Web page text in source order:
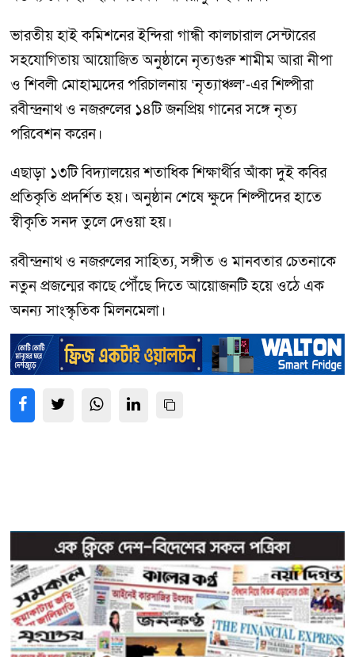
ভারতীয় হাই কমিশনের ইন্দিরা গান্ধী কালচারাল সেন্টারের
সহযোগিতায় আয়োজিত অনুষ্ঠানে নৃত্যগুরু শামীম আরা নীপা
ও শিবলী মোহাম্মদের পরিচালনায় ‘নৃত্যাঞ্চল’-এর শিল্পীরা
রবীন্দ্রনাথ ও নজরুলের ১৪টি জনপ্রিয় গানের সঙ্গে নৃত্য
পরিবেশন করেন।
এছাড়া ১৩টি বিদ্যালয়ের শতাধিক শিক্ষার্থীর আঁকা দুই কবির
প্রতিকৃতি প্রদর্শিত হয়। অনুষ্ঠান শেষে ক্ষুদে শিল্পীদের হাতে
স্বীকৃতি সনদ তুলে দেওয়া হয়।
রবীন্দ্রনাথ ও নজরুলের সাহিত্য, সঙ্গীত ও মানবতার চেতনাকে
নতুন প্রজন্মের কাছে পৌঁছে দিতে আয়োজনটি হয়ে ওঠে এক
অনন্য সাংস্কৃতিক মিলনমেলা।